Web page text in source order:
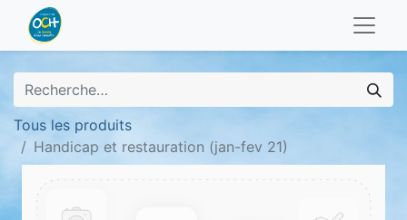
Tous les produits
Handicap et restauration (jan-fev 21)